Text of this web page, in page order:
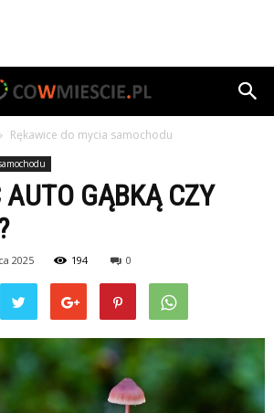
Rękawice do mycia samochodu
GĄBKĄ CZY
2025 194 0